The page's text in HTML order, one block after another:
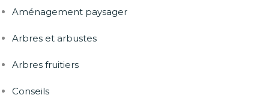
Aménagement paysager
Arbres et arbustes
Arbres fruitiers
Conseils